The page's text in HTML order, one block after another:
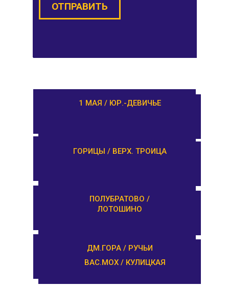
РАМЕШКИ / НИКОЛЬСКОЕ
ЗАВИДОВО /
НОВОЗАВИДОВО
РЕДКИНО / ГОРОДНЯ
ПРОЛЕТАРКА / ЧЕРКАССЫ
1 МАЯ / ЮР.-ДЕВИЧЬЕ
ГОРИЦЫ / ВЕРХ. ТРОИЦА
ПОЛУБРАТОВО /
ЛОТОШИНО
ДМ.ГОРА / РУЧЬИ
ОТПРАВИТЬ
ВАС.МОХ / КУЛИЦКАЯ